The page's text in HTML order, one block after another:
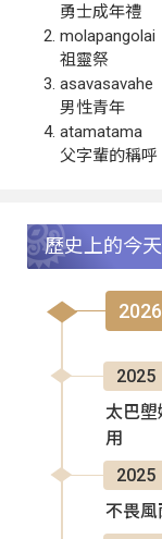
勇士成年禮
molapangolai
祖靈祭
asavasavahe
男性青年
atamatama
父字輩的稱呼
歷史上的今天
2025
太巴
用
2025
不畏